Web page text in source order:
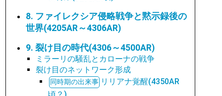
8. ファイレクシア侵略戦争と黙示録後の
世界(4205AR～4306AR)
9. 裂け目の時代(4306～4500AR)
ミラーリの騒乱とカローナの戦争
裂け目のネットワーク形成
リリアナ覚醒(4350AR